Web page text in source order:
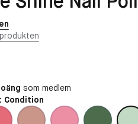
Condition
som medlem